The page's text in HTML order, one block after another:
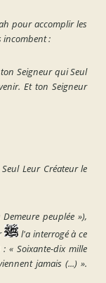
pour accomplir les
incombent :
Seigneur qui Seul
Et ton Seigneur
Leur Créateur le
peuplée »),
l'a interrogé à ce
:« Soixante-dix mille
jamais (...) ».